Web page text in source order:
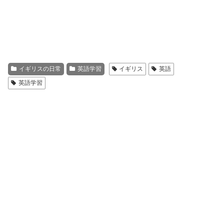
イギリスの日常 英語学習 イギリス
英語
英語学習